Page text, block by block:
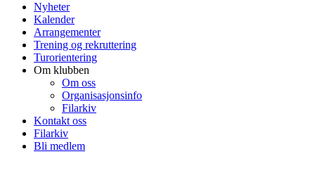
Nyheter
Kalender
Arrangementer
Trening og rekruttering
Turorientering
Om klubben
Om oss
Organisasjonsinfo
Filarkiv
Kontakt oss
Filarkiv
Bli medlem